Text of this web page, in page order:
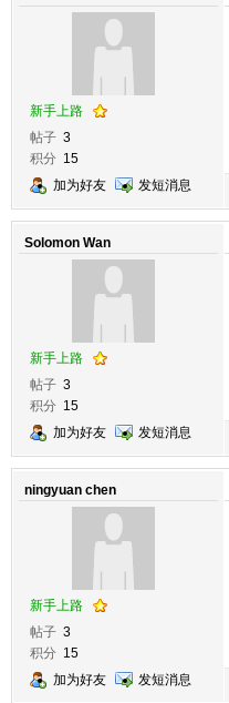
新手上路
帖子 3
积分 15
加为好友
发短消息
Solomon Wan
新手上路
帖子 3
积分 15
加为好友
发短消息
ningyuan chen
新手上路
帖子 3
积分 15
加为好友
发短消息